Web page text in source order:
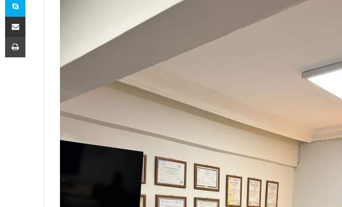
E-Posta ile paylaş